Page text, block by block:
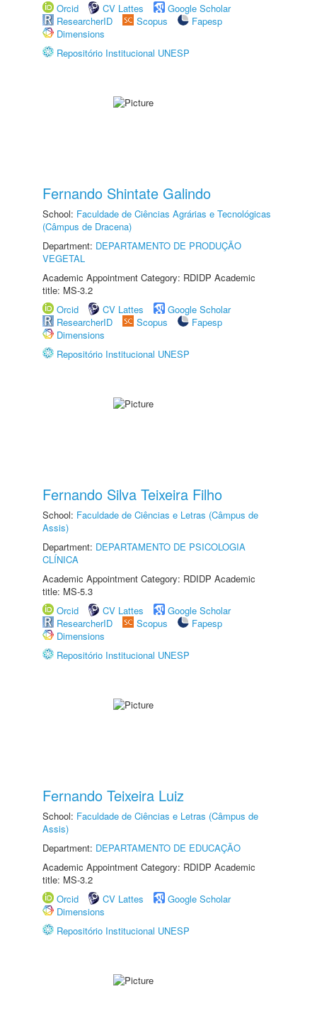
Orcid CV Lattes
Google Scholar
ResearcherID
Scopus
Fapesp
Dimensions
Repositório Institucional UNESP
Fernando Shintate Galindo
School: Faculdade de Ciências Agrárias e Tecnológicas
(Câmpus de Dracena)
Department: DEPARTAMENTO DE PRODUÇÃO
VEGETAL
Academic Appointment Category: RDIDP Academic
title: MS-3.2
Orcid
CV Lattes
Google Scholar
ResearcherID
Scopus
Fapesp
Dimensions
Repositório Institucional UNESP
Fernando Silva Teixeira Filho
School: Faculdade de Ciências e Letras (Câmpus de
Assis)
Department: DEPARTAMENTO DE PSICOLOGIA
CLÍNICA
Academic Appointment Category: RDIDP Academic
title: MS-5.3
Orcid
CV Lattes
Google Scholar
ResearcherID
Scopus
Fapesp
Dimensions
Repositório Institucional UNESP
Fernando Teixeira Luiz
School: Faculdade de Ciências e Letras (Câmpus de
Assis)
Department: DEPARTAMENTO DE EDUCAÇÃO
Academic Appointment Category: RDIDP Academic
title: MS-3.2
Orcid
CV Lattes
Google Scholar
Dimensions
Repositório Institucional UNESP